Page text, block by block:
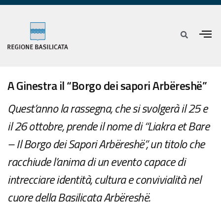
A Ginestra il “Borgo dei sapori Arbëreshë”
Quest’anno la rassegna, che si svolgerà il 25 e
il 26 ottobre, prende il nome di “Liakra et Bare
– Il Borgo dei Sapori Arbëreshë”, un titolo che
racchiude l’anima di un evento capace di
intrecciare identità, cultura e convivialità nel
cuore della Basilicata Arbëreshë.